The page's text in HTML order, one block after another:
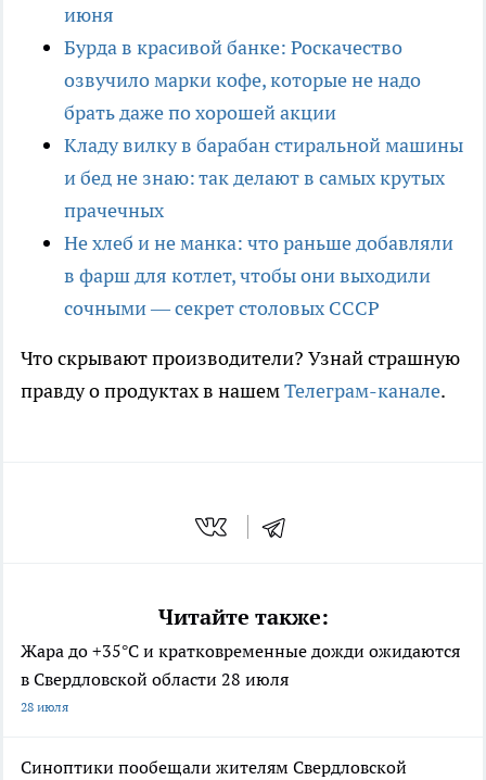
июня
Бурда в красивой банке: Роскачество
озвучило марки кофе, которые не надо
брать даже по хорошей акции
Кладу вилку в барабан стиральной машины
и бед не знаю: так делают в самых крутых
прачечных
Не хлеб и не манка: что раньше добавляли
в фарш для котлет, чтобы они выходили
сочными — секрет столовых СССР
Что скрывают производители? Узнай страшную
правду о продуктах в нашемТелеграм-канале.
Читайте также:
Жара до +35°С и кратковременные дожди ожидаются
в Свердловской области 28 июля
28 июля
Синоптики пообещали жителям Свердловской